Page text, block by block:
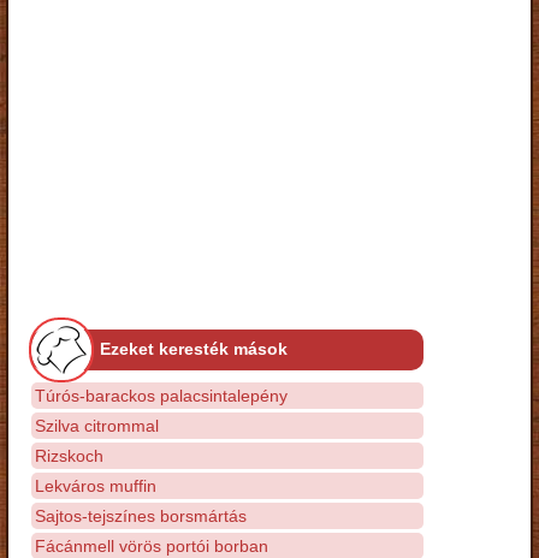
Ezeket keresték mások
Túrós-barackos palacsintalepény
Szilva citrommal
Rizskoch
Lekváros muffin
Sajtos-tejszínes borsmártás
Fácánmell vörös portói borban